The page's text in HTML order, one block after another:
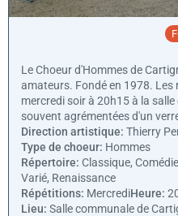
Le Choeur d'Hommes de
amateurs. Fondé en 1978.
mercredi soir à 20h15 à la
souvent agrémentées d'un
Direction artistique: Thierry
Type de choeur: Hommes
Répertoire: Classique,
Varié, Renaissance
Répétitions: MercrediHeure:
Lieu: Salle communale de